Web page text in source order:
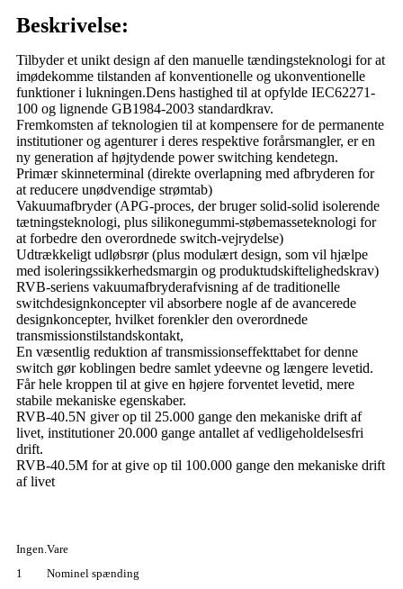
Beskrivelse:
Tilbyder et unikt design af den manuelle tændingsteknologi for at
imødekomme tilstanden af ​​konventionelle og ukonventionelle
funktioner i lukningen.Dens hastighed til at opfylde IEC62271-
100 og lignende GB1984-2003 standardkrav.
Fremkomsten af ​​teknologien til at kompensere for de permanente
institutioner og agenturer i deres respektive forårsmangler, er en
ny generation af højtydende power switching kendetegn.
Primær skinneterminal (direkte overlapning med afbryderen for
at reducere unødvendige strømtab)
Vakuumafbryder (APG-proces, der bruger solid-solid isolerende
tætningsteknologi, plus silikonegummi-støbemasseteknologi for
at forbedre den overordnede switch-vejrydelse)
Udtrækkeligt udløbsrør (plus modulært design, som vil hjælpe
med isoleringssikkerhedsmargin og produktudskiftelighedskrav)
RVB-seriens vakuumafbryderafvisning af de traditionelle
switchdesignkoncepter vil absorbere nogle af de avancerede
designkoncepter, hvilket forenkler den overordnede
transmissionstilstandskontakt,
En væsentlig reduktion af transmissionseffekttabet for denne
switch gør koblingen bedre samlet ydeevne og længere levetid.
Får hele kroppen til at give en højere forventet levetid, mere
stabile mekaniske egenskaber.
RVB-40.5N giver op til 25.000 gange den mekaniske drift af
livet, institutioner 20.000 gange antallet af vedligeholdelsesfri
drift.
RVB-40.5M for at give op til 100.000 gange den mekaniske drift
af livet
Ingen.Vare
1
Nominel spænding